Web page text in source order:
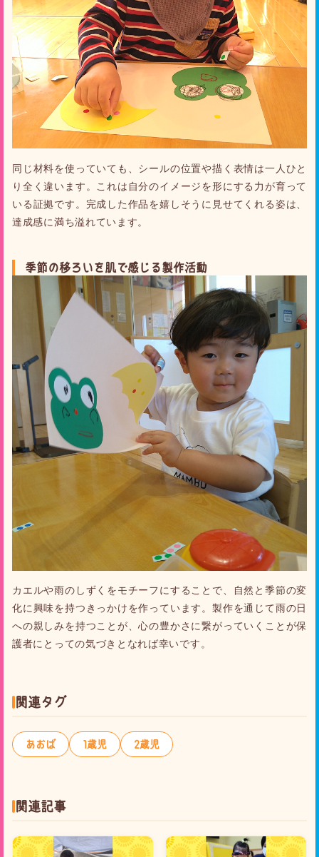
同じ材料を使っていても、シールの位置や描く表情は一人ひと
り全く違います。これは自分のイメージを形にする力が育って
いる証拠です。完成した作品を嬉しそうに見せてくれる姿は、
達成感に満ち溢れています。
季節の移ろいを肌で感じる製作活動
カエルや雨のしずくをモチーフにすることで、自然と季節の変
化に興味を持つきっかけを作っています。製作を通じて雨の日
への親しみを持つことが、心の豊かさに繋がっていくことが保
護者にとっての気づきとなれば幸いです。
関連タグ
あおば 1歳児 2歳児
関連記事